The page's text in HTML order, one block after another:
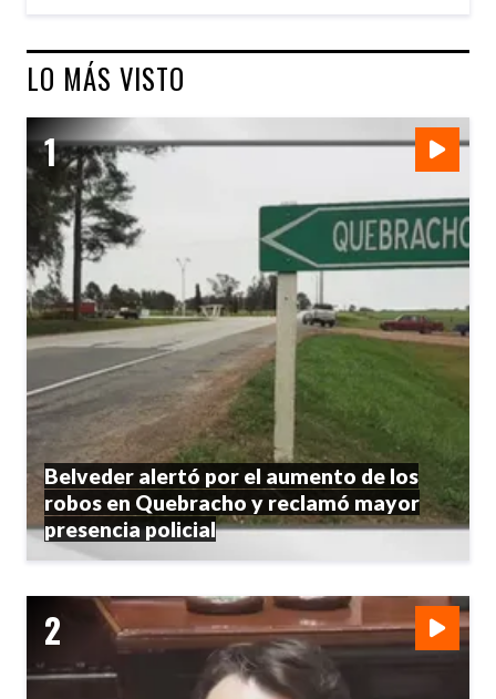
LO MÁS VISTO
Belveder alertó por el aumento de los
robos en Quebracho y reclamó mayor
presencia policial